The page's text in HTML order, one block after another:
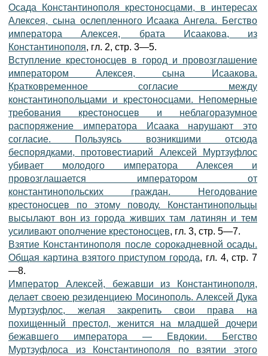
Осада Константинополя крестоносцами, в интересах
Алексея, сына ослепленного Исаака Ангела. Бегство
императора Алексея, брата Исаакова, из
Константинополя, гл. 2, стр. 3—5.
Вступление крестоносцев в город и провозглашение
императором Алексея, сына Исаакова.
Кратковременное согласие между
константинопольцами и крестоносцами. Непомерные
требования крестоносцев и неблагоразумное
распоряжение императора Исаака нарушают это
согласие. Пользуясь возникшими отсюда
беспорядками, протовестиарий Алексей Муртзуфлос
убивает молодого императора Алексея и
провозглашается императором от
константинопольских граждан. Негодование
крестоносцев по этому поводу. Константинопольцы
высылают вон из города живших там латинян и тем
усиливают ополчение крестоносцев, гл. 3, стр. 5—7.
Взятие Константинополя после сорокадневной осады.
Общая картина взятого приступом города, гл. 4, стр. 7
—8.
Император Алексей, бежавши из Константинополя,
делает своею резиденциею Мосинополь. Алексей Дука
Муртзуфлос, желая закрепить свои права на
похищенный престол, женится на младшей дочери
бежавшего императора — Евдокии. Бегство
Муртзуфлоса из Константинополя по взятии этого